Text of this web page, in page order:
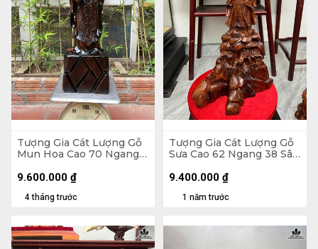
Tượng Gia Cát Lượng Gỗ
Mun Hoa Cao 70 Ngang
4 tháng trước
9.600.000 ₫
Tượng Gia Cát Lượng Gỗ
Sưa Cao 62 Ngang 38 Sâu
1 năm trước
9.400.000 ₫